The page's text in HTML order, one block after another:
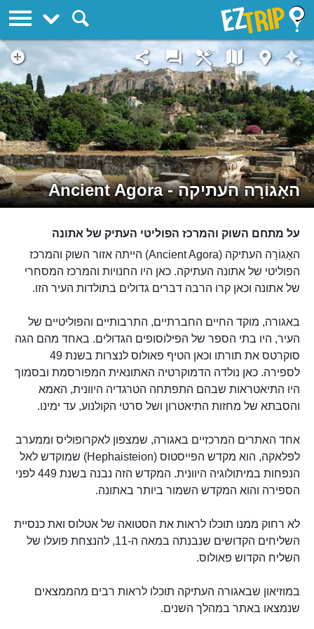
האָגוֹרָה העתיקה - Ancient Agora
על מתחם השוק והמרכז הפוליטי העתיק של אתונה
האָגוֹרָה העתיקה (Ancient Agora) הייתה אזור השוק והמרכז
הפוליטי של אתונה העתיקה. כאן היו החנויות והמרכז המסחרי
של אתונה וכאן קרו הרבה דברים גדולים בתולדות העיר הזו.
באגורה, מוקד החיים החברתיים, התרבותיים והפוליטיים של
העיר, היו בתי הספר של הפילוסופים הגדולים. באחד מהם הגה
סוקרטס את תורתו וכאן הטיף פאולוס לנצרות בשנת 49
לספירה. כאן נולדה הדמוקרטיה האתונאית המפורסמת ובסמוך
היו התיאטראות שבהם התפתחה הטרגדיה היוונית, האמא
והסבתא של מחזות התיאטרון ושל סרטי הקולנוע, עד ימינו.
אחד האתרים המרכזיים באגורה, שמצפון לאקרופוליס וממערב
לפלאקה, הוא מקדש הפייסטוס (Hephaisteion) שמוקדש לאל
הנפחות במיתולוגיה היוונית. המקדש הזה נבנה בשנת 449 לפני
הספירה והוא המקדש השמור ביותר באתונה.
לא רחוק ממנו תוכלו לראות את הסטואה של אטלוס ואת כנסיית
השליחים הקדושים שנבנתה במאה ה-11, להנצחת פועלו של
השליח הקדוש פאולוס.
במוזיאון שבאגורה העתיקה תוכלו לראות רבים מהממצאים
שנמצאו באתר במהלך השנים.
EZTrip